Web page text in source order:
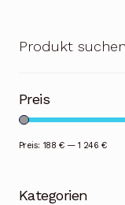
Produkt suchen
Preis
Preis: 188 €— 1 246 €
Kategorien